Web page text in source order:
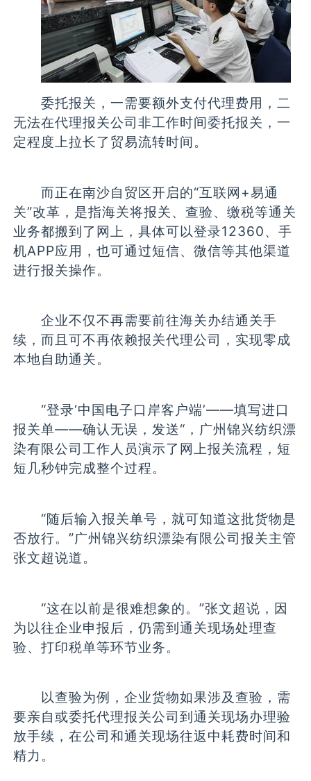
委托报关，一需要额外支付代理费用，二
无法在代理报关公司非工作时间委托报关，一
定程度上拉长了贸易流转时间。
而正在南沙自贸区开启的“互联网+易通
关”改革，是指海关将报关、查验、缴税等通关
业务都搬到了网上，具体可以登录12360、手
机APP应用，也可通过短信、微信等其他渠道
进行报关操作。
企业不仅不再需要前往海关办结通关手
续，而且可不再依赖报关代理公司，实现零成
本地自助通关。
“登录‘中国电子口岸客户端’——填写进口
报关单——确认无误，发送“，广州锦兴纺织漂
染有限公司工作人员演示了网上报关流程，短
短几秒钟完成整个过程。
“随后输入报关单号，就可知道这批货物是
否放行。”广州锦兴纺织漂染有限公司报关主管
张文超说道。
“这在以前是很难想象的。”张文超说，因
为以往企业申报后，仍需到通关现场处理查
验、打印税单等环节业务。
以查验为例，企业货物如果涉及查验，需
要亲自或委托代理报关公司到通关现场办理验
放手续，在公司和通关现场往返中耗费时间和
精力。